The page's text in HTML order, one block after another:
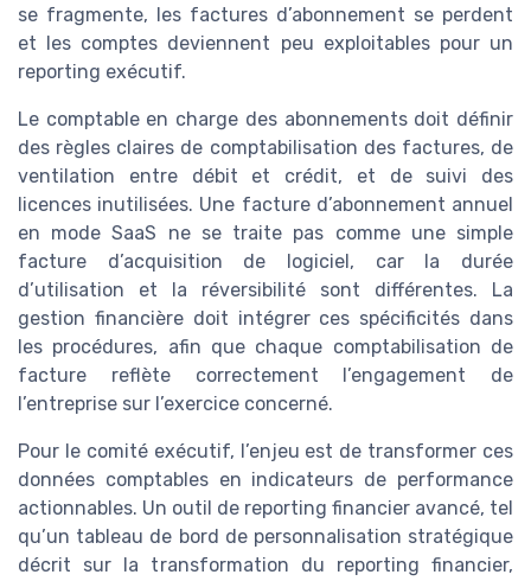
se fragmente, les factures d’abonnement se perdent
et les comptes deviennent peu exploitables pour un
reporting exécutif.
Le comptable en charge des abonnements doit définir
des règles claires de comptabilisation des factures, de
ventilation entre débit et crédit, et de suivi des
licences inutilisées. Une facture d’abonnement annuel
en mode SaaS ne se traite pas comme une simple
facture d’acquisition de logiciel, car la durée
d’utilisation et la réversibilité sont différentes. La
gestion financière doit intégrer ces spécificités dans
les procédures, afin que chaque comptabilisation de
facture reflète correctement l’engagement de
l’entreprise sur l’exercice concerné.
Pour le comité exécutif, l’enjeu est de transformer ces
données comptables en indicateurs de performance
actionnables. Un outil de reporting financier avancé, tel
qu’un tableau de bord de personnalisation stratégique
décrit sur la transformation du reporting financier,